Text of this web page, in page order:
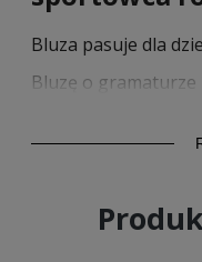
Bluza pasuje dla
Bluzę o gramaturze
znajduje
Trwały nadruk